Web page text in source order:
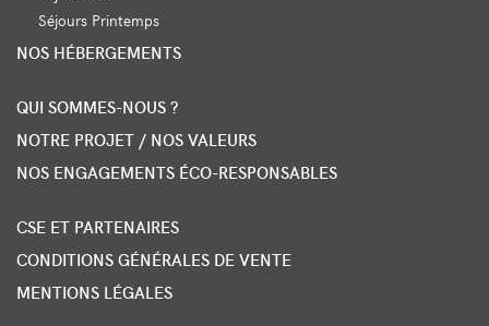
Séjours Printemps
NOS HÉBERGEMENTS
QUI SOMMES-NOUS ?
NOTRE PROJET / NOS VALEURS
NOS ENGAGEMENTS ÉCO-RESPONSABLES
CSE ET PARTENAIRES
CONDITIONS GÉNÉRALES DE VENTE
MENTIONS LÉGALES